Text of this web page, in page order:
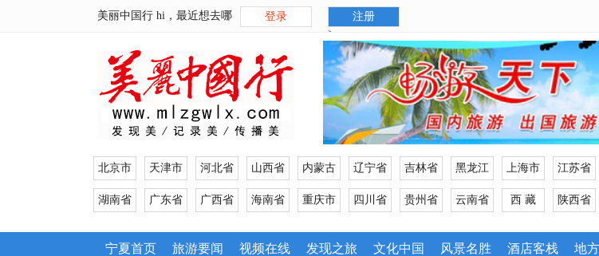
美丽中国行 hi，最近想去哪 登录
注册
>
北京市 天津市 河北省 山西省 内蒙古 辽宁省 吉林省 黑龙江 上海市 江苏省
湖南省 广东省 广西省 海南省 重庆市 四川省 贵州省 云南省 西 藏 陕西省
宁夏首页 旅游要闻 视频在线 发现之旅 文化中国 风景名胜 酒店客栈 地